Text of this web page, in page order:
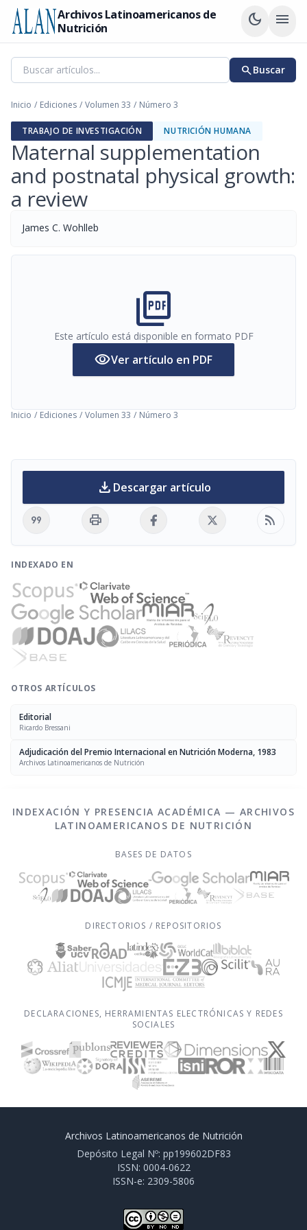
Archivos Latinoamericanos de
Nutrición
dark_mode menu
searchBuscar
Inicio / Ediciones / Volumen 33 / Número 3
TRABAJO DE INVESTIGACIÓN NUTRICIÓN HUMANA
Maternal supplementation
and postnatal physical growth:
a review
James C. Wohlleb
picture_as_pdf
Este artículo está disponible en formato PDF
visibilityVer artículo en PDF
Inicio / Ediciones / Volumen 33 / Número 3
download Descargar artículo
format_quote print rss_feed
INDEXADO EN
OTROS ARTÍCULOS
Editorial
Ricardo Bressani
Adjudicación del Premio Internacional en Nutrición Moderna, 1983
Archivos Latinoamericanos de Nutrición
INDEXACIÓN Y PRESENCIA ACADÉMICA — ARCHIVOS
LATINOAMERICANOS DE NUTRICIÓN
BASES DE DATOS
DIRECTORIOS / REPOSITORIOS
DECLARACIONES, HERRAMIENTAS ELECTRÓNICAS Y REDES
SOCIALES
Archivos Latinoamericanos de Nutrición
Depósito Legal Nº: pp199602DF83
ISSN: 0004-0622
ISSN-e: 2309-5806